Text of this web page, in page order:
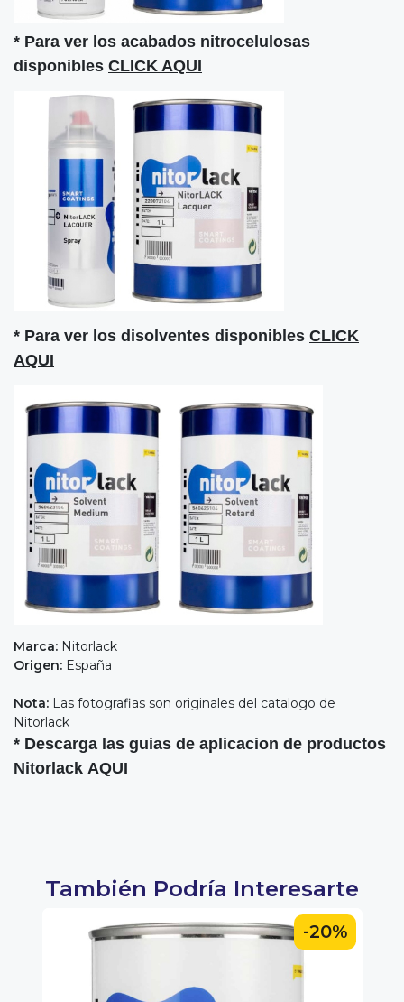
* Para ver los acabados nitrocelulosas
disponibles CLICK AQUI
* Para ver los disolventes disponibles CLICK
AQUI
Marca: Nitorlack
Origen: España
Nota: Las fotografias son originales del catalogo de
Nitorlack
* Descarga las guias de aplicacion de productos
Nitorlack AQUI
También Podría Interesarte
-20%